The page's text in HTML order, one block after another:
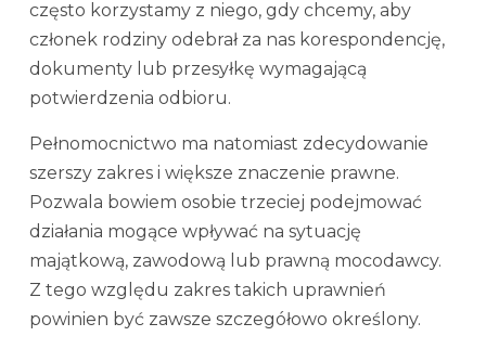
często korzystamy z niego, gdy chcemy, aby
członek rodziny odebrał za nas korespondencję,
dokumenty lub przesyłkę wymagającą
potwierdzenia odbioru.
Pełnomocnictwo ma natomiast zdecydowanie
szerszy zakres i większe znaczenie prawne.
Pozwala bowiem osobie trzeciej podejmować
działania mogące wpływać na sytuację
majątkową, zawodową lub prawną mocodawcy.
Z tego względu zakres takich uprawnień
powinien być zawsze szczegółowo określony.